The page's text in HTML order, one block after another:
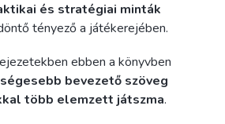
és stratégiai minták
tényező a játékerejében.
ebben a könyvben
bevezető szöveg
több elemzett játszma.